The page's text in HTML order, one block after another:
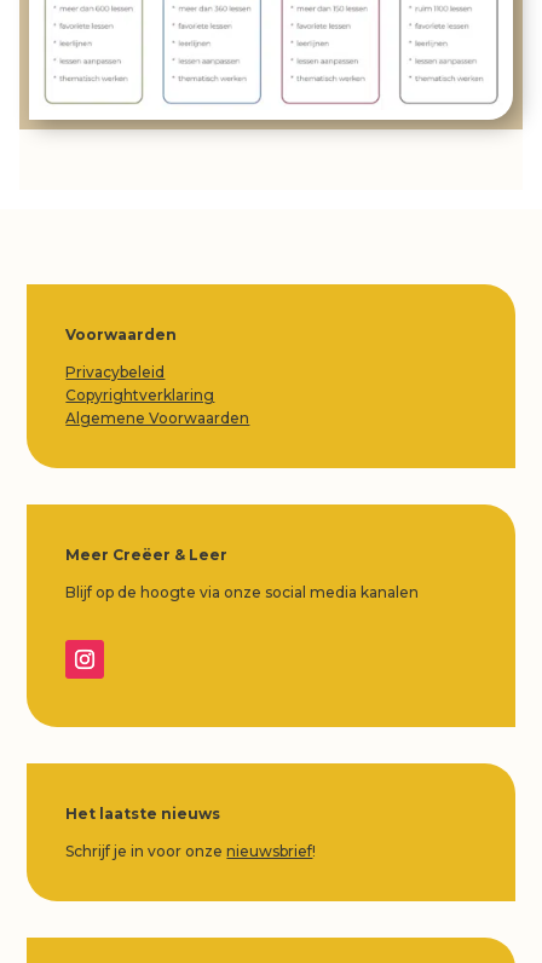
Voorwaarden
Privacybeleid
Copyrightverklaring
Algemene Voorwaarden
Meer Creëer & Leer
Blijf op de hoogte via onze social media kanalen
Het laatste nieuws
Schrijf je in voor onzenieuwsbrief!